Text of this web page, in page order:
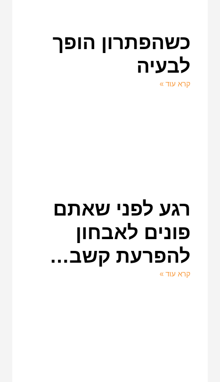
כשהפתרון הופך
לבעיה
קרא עוד »
רגע לפני שאתם
פונים לאבחון
להפרעת קשב…
קרא עוד »